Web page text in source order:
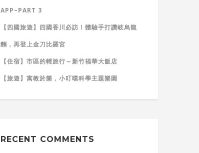
APP–PART 3
【四國旅遊】四國香川必訪！體驗手打讚岐烏龍
麵，再登上金刀比羅宮
【住宿】市區的輕旅行～新竹福華大飯店
【旅遊】寓教於樂，小叮噹科學主題樂園
RECENT COMMENTS